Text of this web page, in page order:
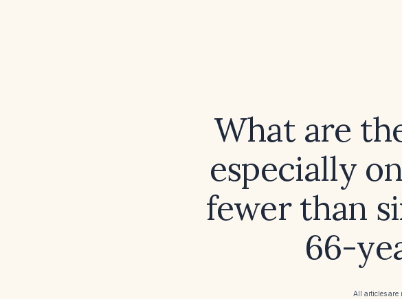
What are
especially
fewer than
66-
All articles are